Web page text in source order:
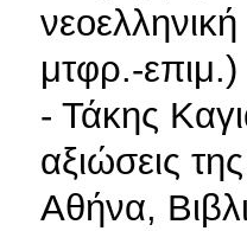
μτφρ.-
- Τάκης
αξιώσεις
Αθήνα,